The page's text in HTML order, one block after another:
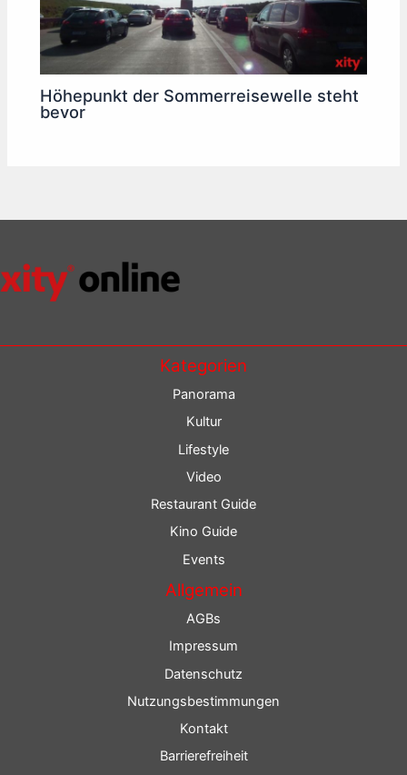
Höhepunkt der Sommerreisewelle steht
bevor
Kategorien
Panorama
Kultur
Lifestyle
Video
Restaurant Guide
Kino Guide
Events
Allgemein
AGBs
Impressum
Datenschutz
Nutzungsbestimmungen
Kontakt
Barrierefreiheit